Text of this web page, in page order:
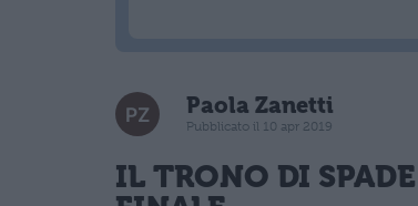
Paola Zanetti
Pubblicato il 10 apr 2019
IL TRONO DI SPADE